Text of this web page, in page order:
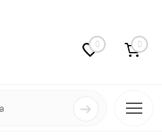
0 0